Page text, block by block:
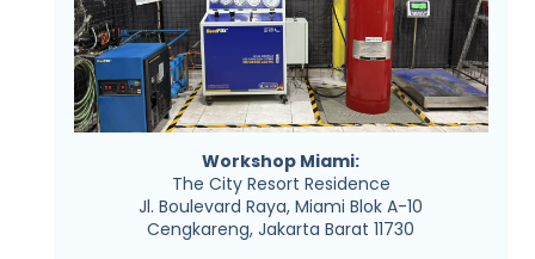
Workshop Miami:
The City Resort Residence
Jl. Boulevard Raya, Miami Blok A-10
Cengkareng, Jakarta Barat 11730